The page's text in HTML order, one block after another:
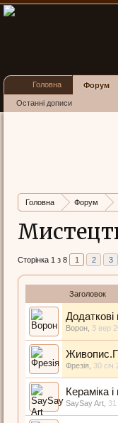
Головна Форум
Сторінка 1 з 8 1 2 3
Заголовок
Ворон 3 вер
Фрезія 30 січ
Кераміка
SaySay Art
Головна Форум
Останні дописи